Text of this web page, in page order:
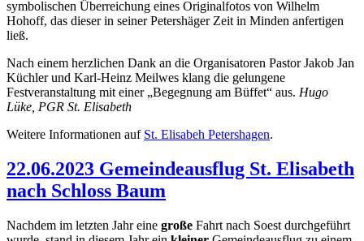
symbolischen Überreichung eines Originalfotos von Wilhelm
Hohoff, das dieser in seiner Petershäger Zeit in Minden anfertigen
ließ.
Nach einem herzlichen Dank an die Organisatoren Pastor Jakob Jan
Küchler und Karl-Heinz Meilwes klang die gelungene
Festveranstaltung mit einer „Begegnung am Büffet“ aus. Hugo
Lüke, PGR St. Elisabeth
Weitere Informationen auf St. Elisabeh Petershagen.
22.06.2023 Gemeindeausflug St. Elisabeth
nach Schloss Baum
Nachdem im letzten Jahr eine große Fahrt nach Soest durchgeführt